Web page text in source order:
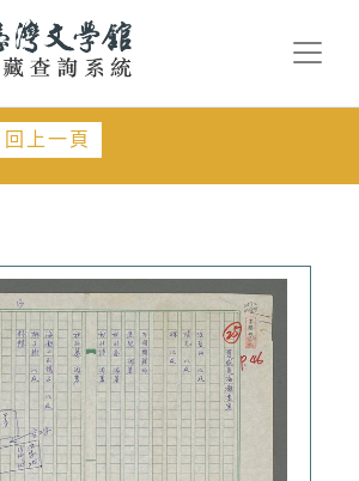
回上一頁